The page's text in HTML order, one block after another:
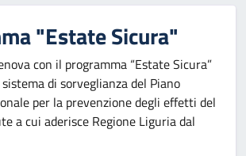
"Estate Sicura"
con il programma “Estate Sicura”
di sorveglianza del Piano
per la prevenzione degli effetti del
a cui aderisce Regione Liguria dal